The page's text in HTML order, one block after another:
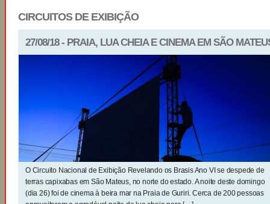
CIRCUITOS DE EXIBIÇÃO
27/08/18 - PRAIA, LUA CHEIA E CINEMA EM SÃO
O Circuito Nacional de Exibição Revelando os Brasis Ano VI se despede de
terras capixabas em São Mateus, no norte do estado. A noite deste domingo
(dia 26) foi de cinema à beira mar na Praia de Guriri. Cerca de 200 pessoas